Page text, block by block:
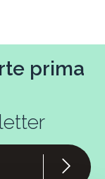
prima